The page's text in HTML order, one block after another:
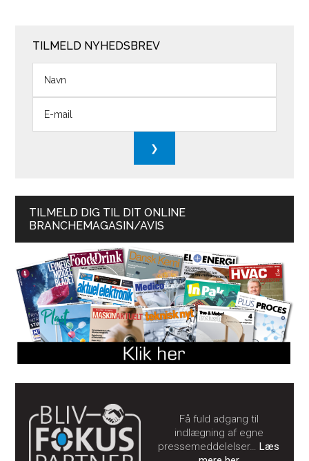
TILMELD NYHEDSBREV
TILMELD DIG TIL DIT ONLINE
BRANCHEMAGASIN/AVIS
Få fuld adgang til
indlægning af egne
pressemeddelelser…Læs